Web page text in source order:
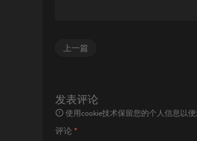
上一篇
发表评论
使用cookie技术保留您的个人信息以
评论 *